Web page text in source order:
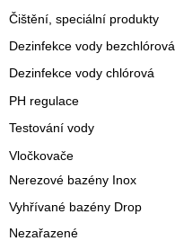
Čištění, speciální produkty
Dezinfekce vody bezchlórová
Dezinfekce vody chlórová
PH regulace
Testování vody
Vločkovače
Nerezové bazény Inox
Vyhřívané bazény Drop
Nezařazené